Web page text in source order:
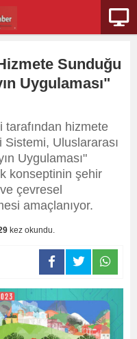
Sunduğu
Uygulaması"
hizmete
Sistemi, Uluslararası
Uygulaması"
konseptinin şehir
çevresel
amaçlanıyor.
kez okundu.